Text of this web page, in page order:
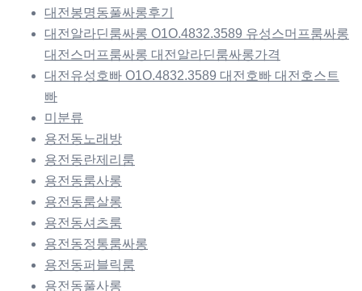
대전봉명동풀싸롱후기
대전알라딘룸싸롱 O1O.4832.3589 유성스머프룸싸롱
대전스머프룸싸롱 대전알라딘룸싸롱가격
대전유성호빠 O1O.4832.3589 대전호빠 대전호스트
빠
미분류
용전동노래방
용전동란제리룸
용전동룸사롱
용전동룸살롱
용전동셔츠룸
용전동정통룸싸롱
용전동퍼블릭룸
용전동풀사롱